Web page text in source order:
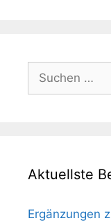
nach:
Aktuellste
Ergänzungen